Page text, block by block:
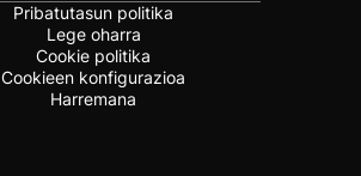
Pribatutasun politika
Lege oharra
Cookie politika
Cookieen konfigurazioa
Harremana